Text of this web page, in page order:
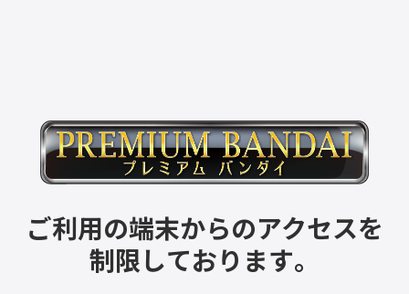
ご利用の端末からのアクセスを
制限しております。